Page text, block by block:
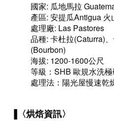
國家: 瓜地馬拉
產區: 安提瓜Antigua 火
處理廠: Las Pastores
品種: 卡杜拉(Caturra)
(Bourbon)
海拔: 1200-1600公尺
等級：SHB 歐規水洗
處理法：陽光屋慢速乾
▐〈烘焙資訊〉